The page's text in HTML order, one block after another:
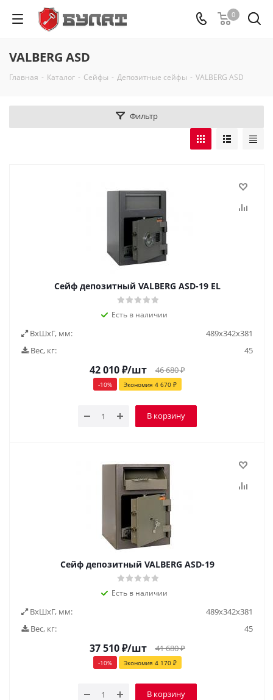
0
VALBERG ASD
Главная - Каталог - Сейфы - Депозитные сейфы - VALBERG ASD
Фильтр
Сейф депозитный VALBERG ASD-19 EL
Есть в наличии
ВxШxГ, мм:
489х342х381
Вес, кг:
45
42 010₽/шт 46 680₽
-10% Экономия 4 670₽
В корзину
Сейф депозитный VALBERG ASD-19
Есть в наличии
ВxШxГ, мм:
489х342х381
Вес, кг:
45
37 510₽/шт 41 680₽
-10% Экономия 4 170₽
В корзину